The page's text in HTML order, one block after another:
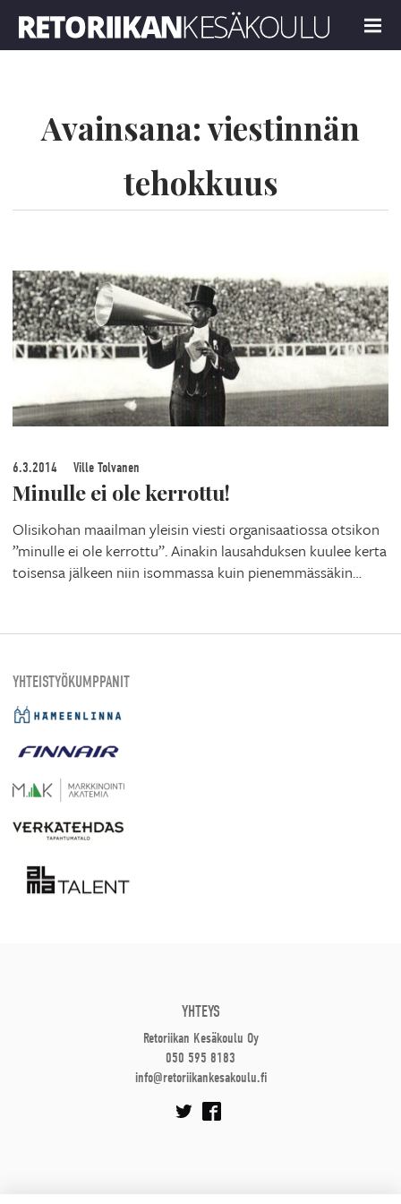
MENU
Avainsana:viestinnän
tehokkuus
6.3.2014 Ville Tolvanen
Minulle ei ole kerrottu!
Olisikohan maailman yleisin viesti organisaatiossa otsikon
”minulle ei ole kerrottu”. Ainakin lausahduksen kuulee kerta
toisensa jälkeen niin isommassa kuin pienemmässäkin…
YHTEISTYÖKUMPPANIT
YHTEYS
Retoriikan Kesäkoulu Oy
050 595 8183
info@retoriikankesakoulu.fi